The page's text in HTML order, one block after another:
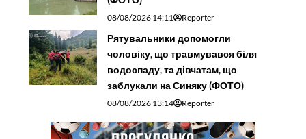
08/08/2026 14:11 Reporter
Рятувальники допомогли
чоловіку, що травмувався біля
водоспаду, та дівчатам, що
заблукали на Синяку (ФОТО)
08/08/2026 13:14 Reporter